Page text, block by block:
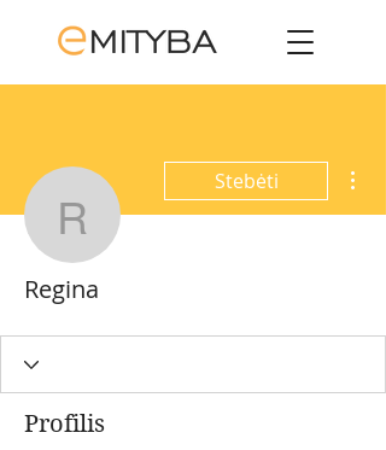
Regina
Stebėti
Regina
Profilis